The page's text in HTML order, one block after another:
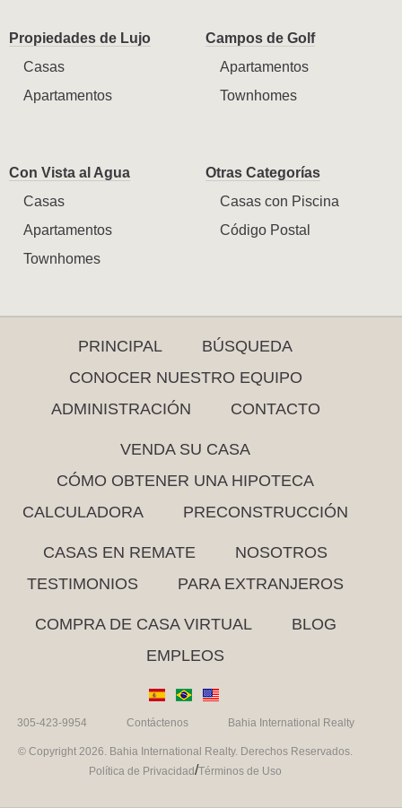
Propiedades de Lujo
Casas
Apartamentos
Campos de Golf
Apartamentos
Townhomes
Con Vista al Agua
Casas
Apartamentos
Townhomes
Otras Categorías
Casas con Piscina
Código Postal
PRINCIPAL
BÚSQUEDA
CONOCER NUESTRO EQUIPO
ADMINISTRACIÓN
CONTACTO
VENDA SU CASA
CÓMO OBTENER UNA HIPOTECA
CALCULADORA
PRECONSTRUCCIÓN
CASAS EN REMATE
NOSOTROS
TESTIMONIOS
PARA EXTRANJEROS
COMPRA DE CASA VIRTUAL
BLOG
EMPLEOS
305-423-9954 Contáctenos Bahia International Realty
© Copyright 2026. Bahia International Realty. Derechos Reservados.
Política de Privacidad/Términos de Uso